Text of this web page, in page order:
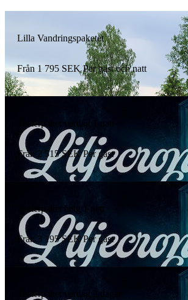
Lilla Vandringspaketet
Från 1 795 SEK Per gäst och natt
Teaterpaket vardag 1 natt
Från 2 515 SEK Per gäst
Teaterpaket helg 1 natt
Från 3 195 SEK Per gäst
Teaterpaket vardag 2 dagar